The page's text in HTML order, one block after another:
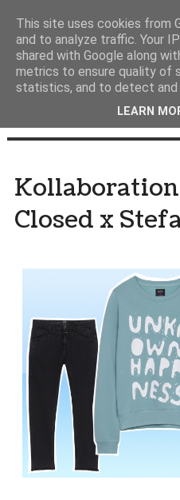
Closed x
This site uses cookies from
and to analyze traffic. Your
shared with Google along
metrics to ensure quality of
statistics, and to detect and
LEARN